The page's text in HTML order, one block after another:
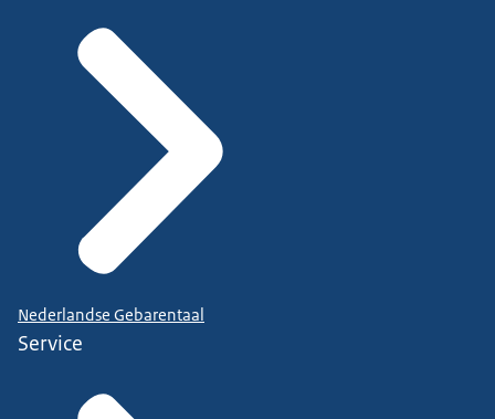
Nederlandse Gebarentaal
Service